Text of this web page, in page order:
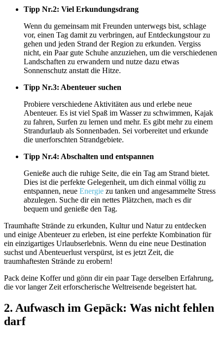
Tipp Nr.2: Viel Erkundungsdrang
Wenn du gemeinsam mit Freunden unterwegs bist, schlage
vor, einen Tag damit zu verbringen, auf Entdeckungstour zu
gehen und jeden Strand der Region zu erkunden. Vergiss
nicht, ein Paar gute Schuhe anzuziehen, um die verschiedenen
Landschaften zu erwandern und nutze dazu etwas
Sonnenschutz anstatt die Hitze.
Tipp Nr.3: Abenteuer suchen
Probiere verschiedene Aktivitäten aus und erlebe neue
Abenteuer. Es ist viel Spaß im Wasser zu schwimmen, Kajak
zu fahren, Surfen zu lernen und mehr. Es gibt mehr zu einem
Strandurlaub als Sonnenbaden. Sei vorbereitet und erkunde
die unerforschten Strandgebiete.
Tipp Nr.4: Abschalten und entspannen
Genieße auch die ruhige Seite, die ein Tag am Strand bietet.
Dies ist die perfekte Gelegenheit, um dich einmal völlig zu
entspannen, neue Energie zu tanken und angesammelte Stress
abzulegen. Suche dir ein nettes Plätzchen, mach es dir
bequem und genieße den Tag.
Traumhafte Strände zu erkunden, Kultur und Natur zu entdecken
und einige Abenteuer zu erleben, ist eine perfekte Kombination für
ein einzigartiges Urlaubserlebnis. Wenn du eine neue Destination
suchst und Abenteuerlust verspürst, ist es jetzt Zeit, die
traumhaftesten Strände zu erobern!
Pack deine Koffer und gönn dir ein paar Tage derselben Erfahrung,
die vor langer Zeit erforscherische Weltreisende begeistert hat.
2. Aufwasch im Gepäck: Was nicht fehlen
darf